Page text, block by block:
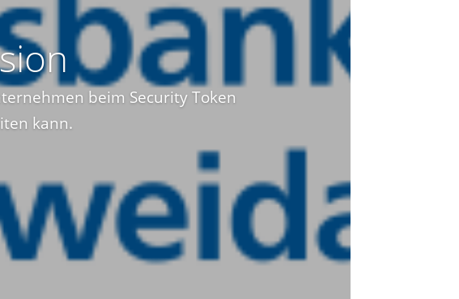
beim Security Token
kann.